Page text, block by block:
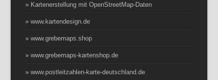
» Kartenerstellung mit OpenStreetMap-Daten
» www.kartendesign.de
» www.grebemaps.shop
» www.grebemaps-kartenshop.de
» www.postleitzahlen-karte-deutschland.de